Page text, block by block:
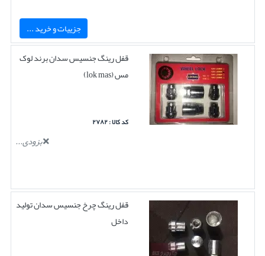
جزییات و خرید ...
قفل رینگ جنسیس سدان برند لوک
مس (lok mas)
کد کالا : ۲۷۸۲
بزودی...
قفل رینگ چرخ جنسیس سدان تولید
داخل